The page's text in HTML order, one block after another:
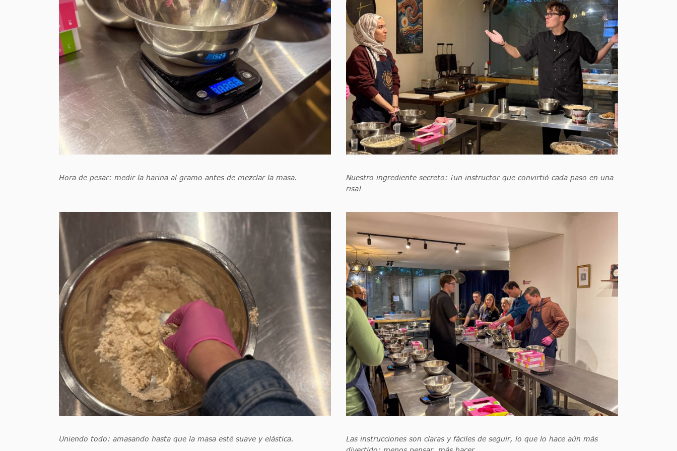
Hora de pesar: medir la harina al gramo antes de mezclar la masa.
Nuestro ingrediente secreto: ¡un instructor que convirtió cada paso en una
risa!
Uniendo todo: amasando hasta que la masa esté suave y elástica.
Las instrucciones son claras y fáciles de seguir, lo que lo hace aún más